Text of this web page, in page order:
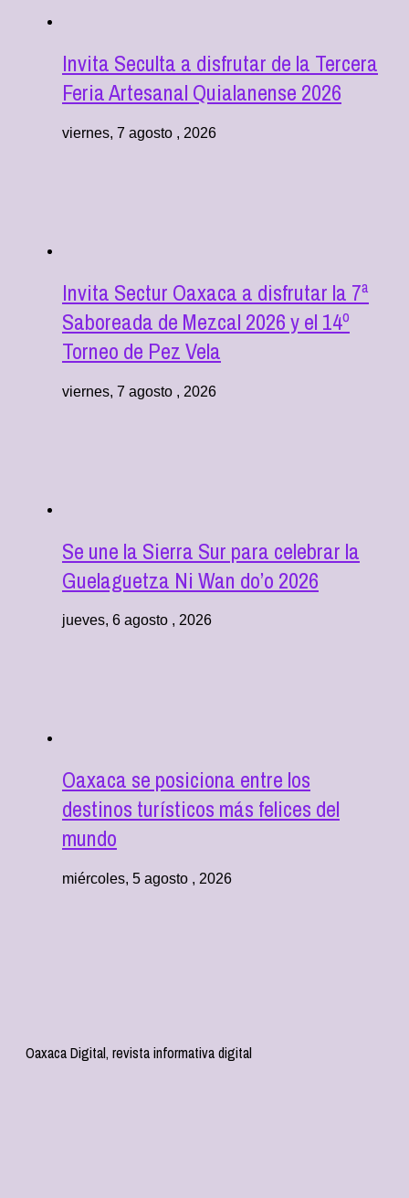
Invita Seculta a disfrutar de la Tercera
Feria Artesanal Quialanense 2026
viernes, 7 agosto , 2026
Invita Sectur Oaxaca a disfrutar la 7ª
Saboreada de Mezcal 2026 y el 14º
Torneo de Pez Vela
viernes, 7 agosto , 2026
Se une la Sierra Sur para celebrar la
Guelaguetza Ni Wan do’o 2026
jueves, 6 agosto , 2026
Oaxaca se posiciona entre los
destinos turísticos más felices del
mundo
miércoles, 5 agosto , 2026
Oaxaca Digital, revista informativa digital